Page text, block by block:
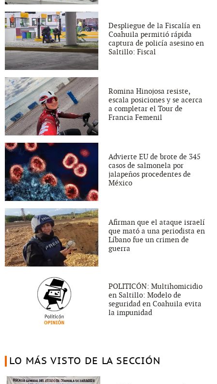
Despliegue de la Fiscalía en
Coahuila permitió rápida
captura de policía asesino en
Saltillo: Fiscal
Romina Hinojosa resiste,
escala posiciones y se acerca
a completar el Tour de
Francia Femenil
Advierte EU de brote de 345
casos de salmonela por
jalapeños procedentes de
México
Afirman que el ataque israelí
que mató a una periodista en
Líbano fue un crimen de
guerra
POLITICÓN: Multihomicidio
en Saltillo: Modelo de
seguridad en Coahuila evita
la impunidad
LO MÁS VISTO DE LA SECCIÓN